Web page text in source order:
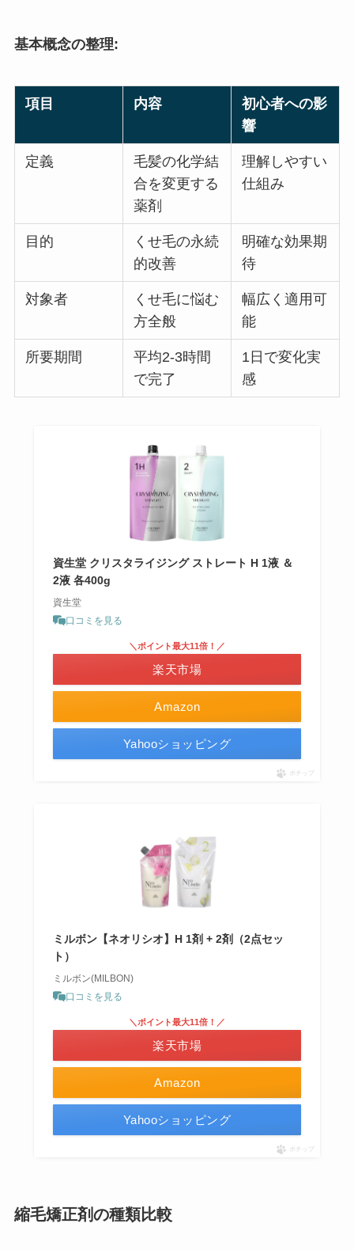
基本概念の整理:
項目 内容
初心者への影
響
定義
毛髪の化学結
合を変更する
薬剤
理解しやすい
仕組み
目的
くせ毛の永続
的改善
明確な効果期
待
対象者
くせ毛に悩む
方全般
幅広く適用可
能
所要期間
平均2-3時間
で完了
1日で変化実
感
資生堂 クリスタライジング ストレート H 1液 ＆
2液 各400g
資生堂
口コミを見る
Amazon
＼ポイント最大11倍！／
楽天市場
Yahooショッピング
ポチップ
ミルボン【ネオリシオ】H 1剤 + 2剤（2点セッ
ト）
ミルボン(MILBON)
口コミを見る
Amazon
＼ポイント最大11倍！／
楽天市場
Yahooショッピング
ポチップ
縮毛矯正剤の種類比較